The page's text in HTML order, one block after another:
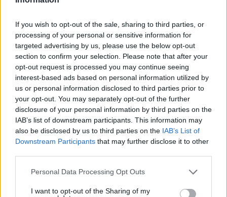
If you wish to opt-out of the sale, sharing to third parties, or
processing of your personal or sensitive information for
targeted advertising by us, please use the below opt-out
section to confirm your selection. Please note that after your
opt-out request is processed you may continue seeing
interest-based ads based on personal information utilized by
us or personal information disclosed to third parties prior to
your opt-out. You may separately opt-out of the further
disclosure of your personal information by third parties on the
IAB’s list of downstream participants. This information may
also be disclosed by us to third parties on the IAB’s List of
Downstream Participants that may further disclose it to other
Please note that this website/app uses one or more Google
not limited to your visit or usage behaviour. You may click to
Personal Data Processing Opt Outs
I want to opt-out of the Sharing of my
Games
Cut The Rope Northern Heights Candy